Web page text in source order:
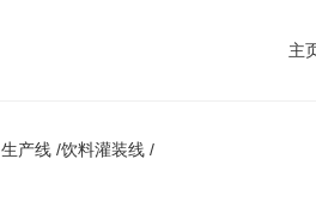
主
生产线 /饮料灌装线 /